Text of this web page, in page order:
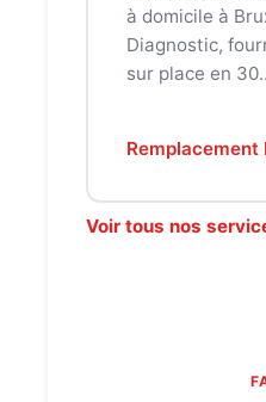
à domicile à
Diagnostic,
sur place en
Voir tous nos